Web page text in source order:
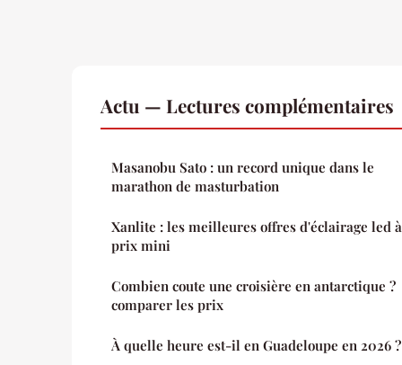
Actu — Lectures complémentaires
Masanobu Sato : un record unique dans le
marathon de masturbation
Xanlite : les meilleures offres d'éclairage led à
prix mini
Combien coute une croisière en antarctique ?
comparer les prix
À quelle heure est-il en Guadeloupe en 2026 ?